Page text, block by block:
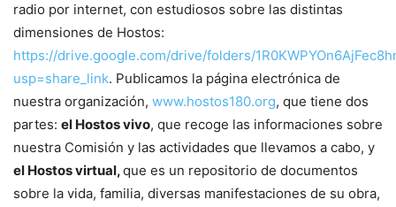
radio por internet, con estudiosos sobre las distintas
dimensiones de Hostos:
https://drive.google.com/drive/folders/
usp=share_link. Publicamos la página electrónica de
nuestra organización, www.hostos180.org, que tiene dos
partes: el Hostos vivo, que recoge las informaciones sobre
nuestra Comisión y las actividades que llevamos a cabo, y
el Hostos virtual,que es un repositorio de documentos
sobre la vida, familia, diversas manifestaciones de su obra,